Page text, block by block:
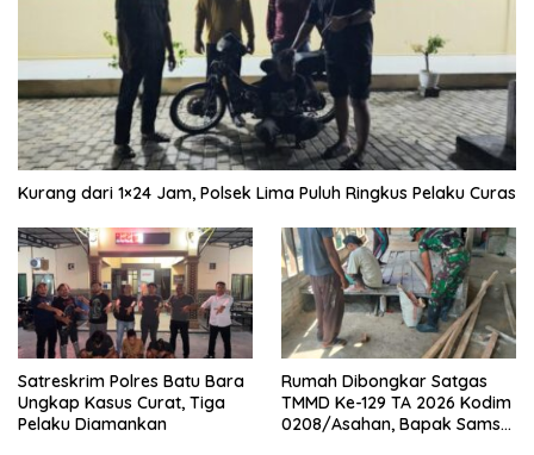
Kurang dari 1×24 Jam, Polsek Lima Puluh Ringkus Pelaku Curas
Satreskrim Polres Batu Bara
Ungkap Kasus Curat, Tiga
Pelaku Diamankan
Rumah Dibongkar Satgas
TMMD Ke-129 TA 2026 Kodim
0208/Asahan, Bapak Samsul